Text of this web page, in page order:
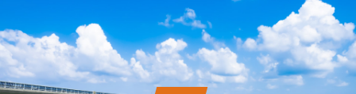
レンタカー料金
よくある質問